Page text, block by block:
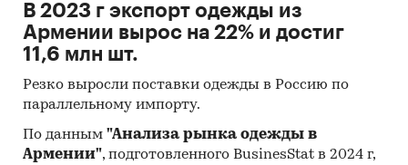
В 2023 г экспорт одежды из
Армении вырос на 22% и достиг
11,6 млн шт.
Резко выросли поставки одежды в Россию по
параллельному импорту.
По данным "Анализа рынка одежды в
Армении", подготовленного BusinesStat в 2024 г,